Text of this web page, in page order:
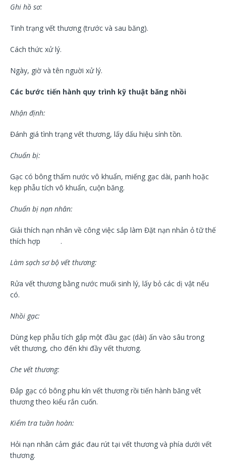
Ghi hồ sơ:
Tinh trạng vết thương (trước và sau băng).
Cách thức xử lý.
Ngày, giờ và tên nguời xử lý.
Các bước tiến hành quy trình kỹ thuật băng nhồi
Nhận định:
Đánh giá tình trạng vết thương, lấy dấu hiệu sính tồn.
Chuẩn bị:
Gạc có bông thấm nước vô khuẩn, miếng gạc dài, panh hoặc
kẹp phẫu tích vô khuẩn, cuộn băng.
Chuẩn bị nạn nhân:
Giải thích nạn nhân về công việc sắp làm Đặt nạn nhản ỏ tữ thế
thích hợp .
Làm sạch sơ bộ vết thương:
Rửa vết thương bằng nước muối sinh lý, lấy bỏ các dị vật nếu
có.
Nhồi gạc:
Dùng kẹp phẫu tích gắp một đầu gạc (dài) ấn vào sâu trong
vết thương, cho đến khi đầy vết thương.
Che vết thương:
Đắp gạc có bông phu kín vết thương rồi tiến hành băng vết
thương theo kiểu rắn cuốn.
Kiểm tra tuần hoàn:
Hỏi nạn nhân cảm giác đau rút tại vết thương và phía dưới vết
thương.